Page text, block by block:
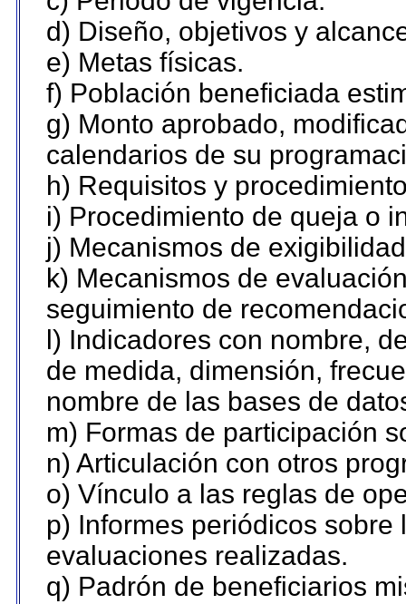
d) Diseño, objetivos y
e) Metas físicas.
f) Población beneficiada
g) Monto aprobado,
calendarios de su
h) Requisitos y
i) Procedimiento de queja o
j) Mecanismos de
k) Mecanismos de
seguimiento de
l) Indicadores con nombre,
de medida, dimensión,
nombre de las bases de
m) Formas de participación
n) Articulación con otros
o) Vínculo a las reglas de
p) Informes periódicos
evaluaciones realizadas.
q) Padrón de beneficiarios